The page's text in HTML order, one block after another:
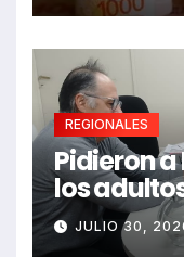
REGIONALES
Pidieron a
los
JULIO 30,